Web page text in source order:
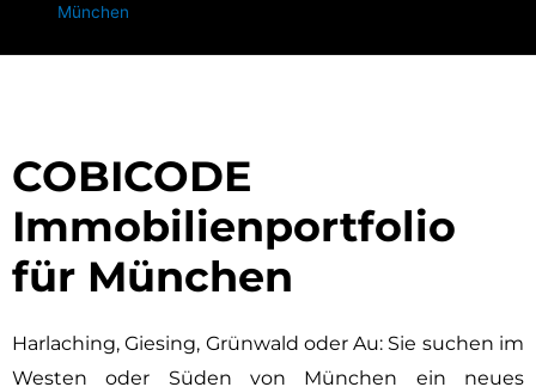
COBICODE
Immobilienportfolio
für München
Harlaching, Giesing, Grünwald oder Au: Sie suchen im
Westen oder Süden von München ein neues